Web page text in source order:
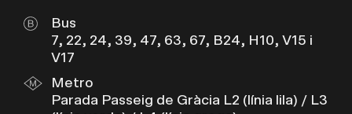
Bus
7, 22, 24, 39, 47, 63, 67, B24, H10, V15 i
V17
Metro
Parada Passeig de Gràcia L2 (línia lila) / L3